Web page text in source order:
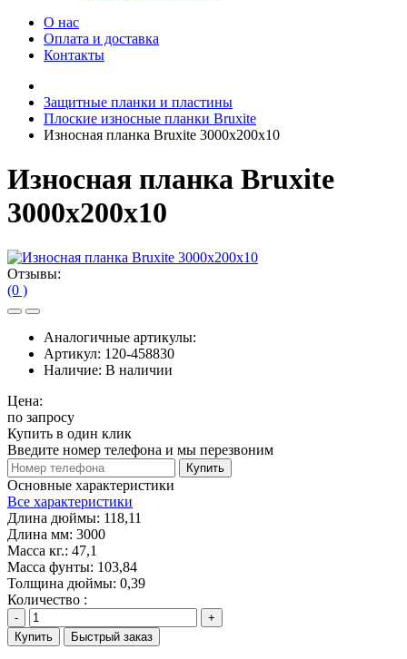
О нас
Оплата и доставка
Контакты
Защитные планки и пластины
Плоские износные планки Bruxite
Износная планка Bruxite 3000x200x10
Износная планка Bruxite
3000x200x10
Отзывы:
(0 )
Аналогичные артикулы:
Артикул: 120-458830
Наличие: В наличии
Цена:
по запросу
Купить в один клик
Введите номер телефона и мы перезвоним
Купить
Основные характеристики
Все характеристики
Длина дюймы: 118,11
Длина мм: 3000
Масса кг.: 47,1
Масса фунты: 103,84
Толщина дюймы: 0,39
Количество :
-
+
Купить
Быстрый заказ